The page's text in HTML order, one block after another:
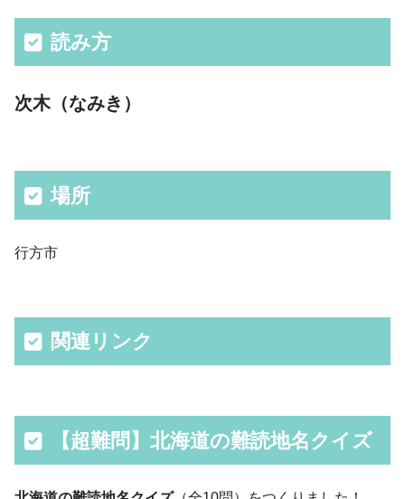
読み方
次木（なみき）
場所
行方市
関連リンク
【超難問】北海道の難読地名クイズ